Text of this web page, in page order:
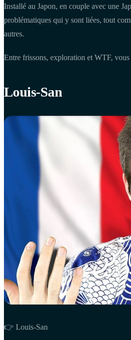
Installé au Japon, en couple avec une
problématiques qui y sont liées, tout
autres.
Entre frissons, exploration et WTF,
Louis-San
👉 Louis-San